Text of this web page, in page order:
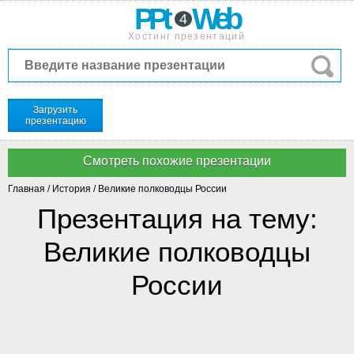
PPt 4 Web
Хостинг презентаций
Загрузить
презентацию
Главная / История / Великие полководцы России
Презентация на тему:
Великие полководцы
России